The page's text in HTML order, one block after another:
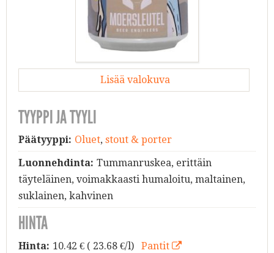
Lisää valokuva
TYYPPI JA TYYLI
Päätyyppi: Oluet, stout & porter
Luonnehdinta: Tummanruskea, erittäin
täyteläinen, voimakkaasti humaloitu, maltainen,
suklainen, kahvinen
HINTA
Hinta: 10.42 € ( 23.68 €/l) Pantit